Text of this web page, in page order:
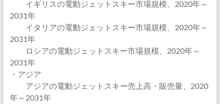
イギリスの電動ジェットスキー市場規模、2020年～
2031年
イタリアの電動ジェットスキー市場規模、2020年～
2031年
ロシアの電動ジェットスキー市場規模、2020年～
2031年
・アジア
アジアの電動ジェットスキー売上高・販売量、2020
年～2031年